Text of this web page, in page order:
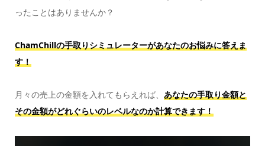
ったことはありませんか？
ChamChillの手取りシミュレーターがあなたのお悩みに答えま
す！
月々の売上の金額を入れてもらえれば、 あなたの手取り金額と
その金額がどれぐらいのレベルなのか計算できます！